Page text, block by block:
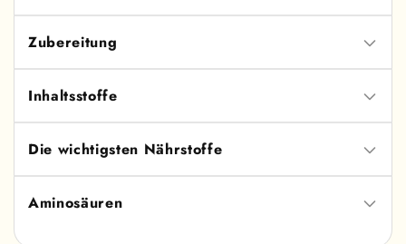
Zubereitung
Inhaltsstoffe
Die wichtigsten Nährstoffe
Aminosäuren